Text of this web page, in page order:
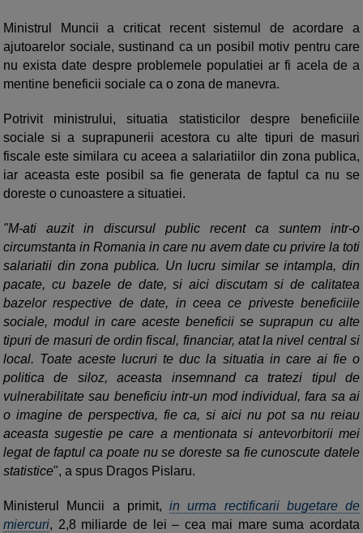
Ministrul Muncii a criticat recent sistemul de acordare a
ajutoarelor sociale, sustinand ca un posibil motiv pentru care
nu exista date despre problemele populatiei ar fi acela de a
mentine beneficii sociale ca o zona de manevra.
Potrivit ministrului, situatia statisticilor despre beneficiile
sociale si a suprapunerii acestora cu alte tipuri de masuri
fiscale este similara cu aceea a salariatiilor din zona publica,
iar aceasta este posibil sa fie generata de faptul ca nu se
doreste o cunoastere a situatiei.
"M-ati auzit in discursul public recent ca suntem intr-o
circumstanta in Romania in care nu avem date cu privire la toti
salariatii din zona publica. Un lucru similar se intampla, din
pacate, cu bazele de date, si aici discutam si de calitatea
bazelor respective de date, in ceea ce priveste beneficiile
sociale, modul in care aceste beneficii se suprapun cu alte
tipuri de masuri de ordin fiscal, financiar, atat la nivel central si
local. Toate aceste lucruri te duc la situatia in care ai fie o
politica de siloz, aceasta insemnand ca tratezi tipul de
vulnerabilitate sau beneficiu intr-un mod individual, fara sa ai
o imagine de perspectiva, fie ca, si aici nu pot sa nu reiau
aceasta sugestie pe care a mentionata si antevorbitorii mei
legat de faptul ca poate nu se doreste sa fie cunoscute datele
statistice", a spus Dragos Pislaru.
Ministerul Muncii a primit, in urma rectificarii bugetare de
miercuri, 2,8 miliarde de lei – cea mai mare suma acordata